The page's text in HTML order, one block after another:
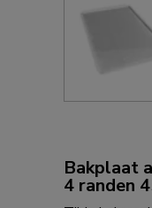
Bakplaat
4 randen